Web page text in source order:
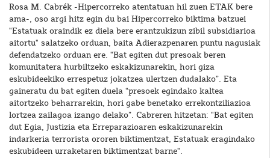
Rosa M. Cabrék -Hipercorreko atentatuan hil zuen ETAK bere
ama-, oso argi hitz egin du bai Hipercorreko biktima batzuei
"Estatuak oraindik ez diela bere erantzukizun zibil subsidiarioa
aitortu" salatzeko orduan, baita Adierazpenaren puntu nagusiak
defendatzeko orduan ere. "Bat egiten dut presoak beren
komunitatera hurbiltzeko eskakizunarekin, hori giza
eskubideekiko errespetuz jokatzea ulertzen dudalako”. Eta
gaineratu du bat egiten duela “presoek egindako kaltea
aitortzeko beharrarekin, hori gabe benetako errekontziliazioa
lortzea zailagoa izango delako”. Cabreren hitzetan: "Bat egiten
dut Egia, Justizia eta Erreparazioaren eskakizunarekin
indarkeria terrorista ororen biktimentzat, Estatuak eragindako
eskubideen urraketaren biktimentzat barne".